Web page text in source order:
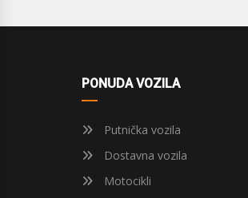
PONUDA VOZILA
Putnička vozila
Dostavna vozila
Motocikli